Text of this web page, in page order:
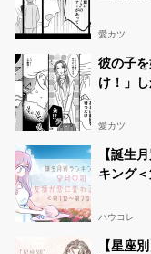
愛カツ
彼の子
け！」
愛カツ
【誕生
キング
ハウコレ
【星座